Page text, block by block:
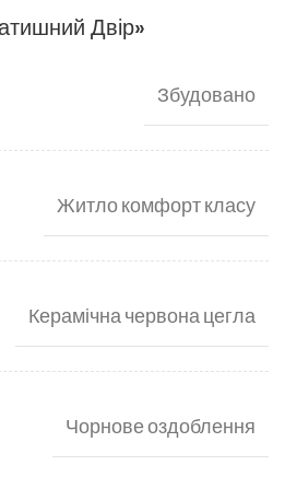
Двір»
Збудовано
Житло комфорт класу
Керамічна червона цегла
Чорнове оздоблення